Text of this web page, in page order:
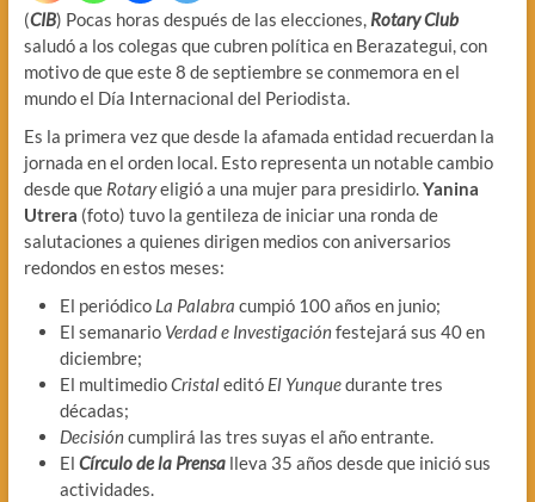
(CIB) Pocas horas después de las elecciones, Rotary Club
saludó a los colegas que cubren política en Berazategui, con
motivo de que este 8 de septiembre se conmemora en el
mundo el Día Internacional del Periodista.
Es la primera vez que desde la afamada entidad recuerdan la
jornada en el orden local. Esto representa un notable cambio
desde que Rotaryeligió a una mujer para presidirlo.Yanina
Utrera (foto) tuvo la gentileza de iniciar una ronda de
salutaciones a quienes dirigen medios con aniversarios
redondos en estos meses:
El periódico La Palabra cumpió 100 años en junio;
El semanario Verdad e Investigaciónfestejará sus 40 en
diciembre;
El multimedioCristaleditó El Yunquedurante tres
décadas;
Decisióncumplirá las tres suyas el año entrante.
El Círculo de la Prensalleva 35 años desde que inició sus
actividades.